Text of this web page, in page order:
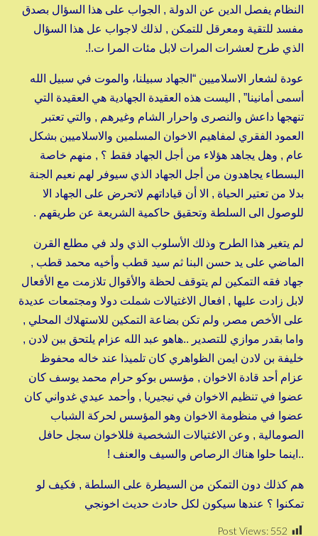
النظام يفصل الدين عن الدولة , الجواب على هذا السؤال بصدق
مفسد للتقية ومعرقل للتمكن , لذلك لاجواب عل هذا السؤال
الذي طرح لعشرات المرات لابل مئات المرا ت.!.
عودة لشعار الاسلاميين “الجهاد سبيلنا، والموت في سبيل الله
أسمى أمانينا” , اليست هذه العقيدة الجهادية هي العقيدة التي
تنهجها داعش والنصرى واحرار الشام وغيرهم , والتي تعتبر
العمود الفقري لمفاهيم الاخوان المسلمين والاسلاميين بشكل
عام , وهل يجاهد هؤلاء من أجل الجهاد فقط ؟ , منهم خاصة
البسطاء يجاهدون من أجل الجهاد الذي سيوفر لهم نعيم الجنة
بدلا من تعتير الحياة , الا أن قياداتهم لاتحرض على الجهاد الا
للوصول الى السلطة وتحقيق حاكمية الشريعة عن طريقهم .
لم يتغير هذا الطرح وذلك الأسلوب الذي ولد في مطلع القرن
الماضي على يد حسن البنا ثم سيد قطب وأخيه محمد قطب ,
جهاد فقه التمكين لم يتوقف لحظة والأقوال تلازمت مع الأفعال
لابل زادت عليها , افعال الاغتيالات شملت دولا ومجتمعات عديدة
على الأخص مصر, ولم تكن بضاعة التمكين للاستهلاك المحلي ,
واما بقدر موازي للتصدير ..هاهو عبد الله عزام يلتحق ببن لادن ,
خليفة بن لادن ايمن الظواهري كان تلميذا عند خاله محفوظ
عزام أحد قادة الاخوان , مؤسس بوكو حرام محمد يوسف كان
عضوا في تنظيم الاخوان في نيجيريا , وأحمد عيدي غدواني كان
عضوا في منظومة الاخوان وهو المؤسس لحركة الشباب
الصومالية , وعن الاغتيالات الشخصية فللاخوان سجل حافل
..اينما حلوا هناك الرصاص والسيف والعنف !
هم كذلك دون التمكن من السيطرة على السلطة , فكيف لو
تمكنوا ؟ عندها سيكون لكل حادث حديث اخونجي
Post Views: 552